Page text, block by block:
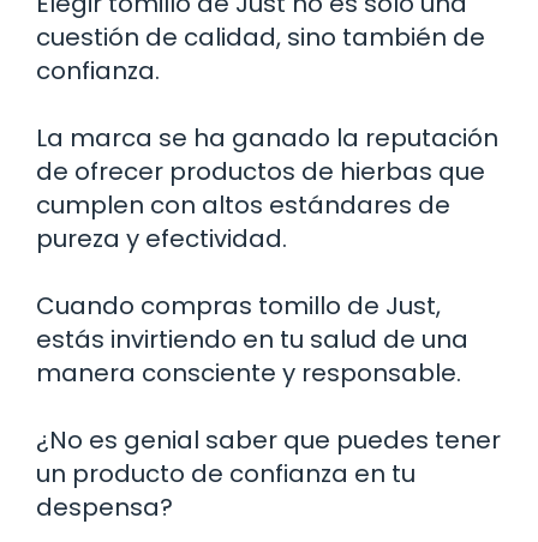
cuestión de calidad, sino también de
confianza.
La marca se ha ganado la reputación
de ofrecer productos de hierbas que
cumplen con altos estándares de
pureza y efectividad.
Cuando compras tomillo de Just,
estás invirtiendo en tu salud de una
manera consciente y responsable.
¿No es genial saber que puedes tener
un producto de confianza en tu
despensa?